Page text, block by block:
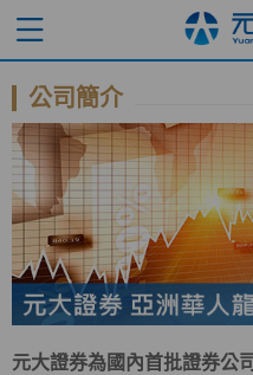
公司簡介
元大證券為國內首批證券公